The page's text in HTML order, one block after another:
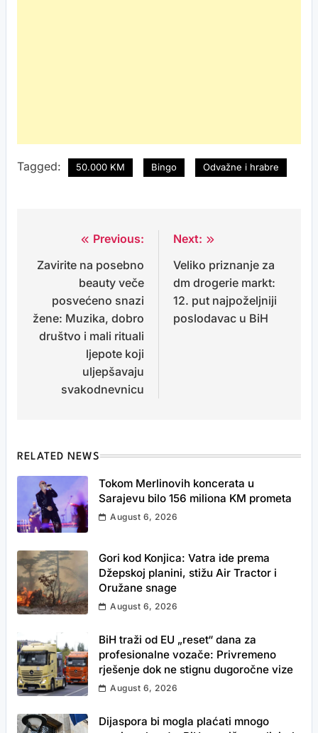
Tagged: 50.000 KM Bingo Odvažne i hrabre
navigation
Previous:
Zavirite na posebno
beauty veče
posvećeno snazi
žene: Muzika, dobro
društvo i mali rituali
ljepote koji
uljepšavaju
svakodnevnicu
Next:
Veliko priznanje za
dm drogerie markt:
12. put najpoželjniji
poslodavac u BiH
RELATED NEWS
Tokom Merlinovih koncerata u
Sarajevu bilo 156 miliona KM prometa
August 6, 2026
Gori kod Konjica: Vatra ide prema
Džepskoj planini, stižu Air Tractor i
Oružane snage
August 6, 2026
BiH traži od EU „reset“ dana za
profesionalne vozače: Privremeno
rješenje dok ne stignu dugoročne vize
August 6, 2026
Dijaspora bi mogla plaćati mnogo